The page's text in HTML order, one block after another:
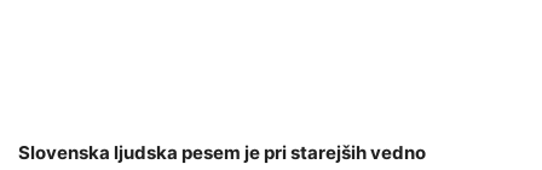
Slovenska ljudska pesem je pri starejših vedno